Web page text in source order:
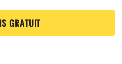
GRATUIT